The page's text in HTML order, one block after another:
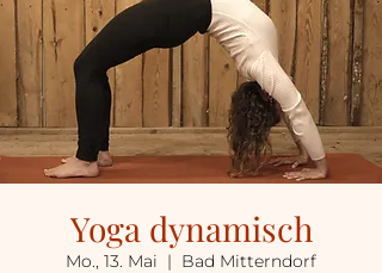
Yoga dynamisch
Mo., 13. Mai
  |
Bad Mitterndorf